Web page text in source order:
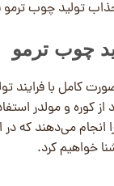
تولید چوب ترمو
چوب ترمو
کامل با فرایند
از کوره و مولدر
انجام می‌دهند که در
خواهیم کرد.